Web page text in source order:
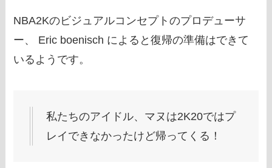
NBA2Kのビジュアルコンセプトのプロデューサ
ー、 Eric boenisch によると復帰の準備はできて
いるようです。
私たちのアイドル、マヌは2K20ではプ
レイできなかったけど帰ってくる！